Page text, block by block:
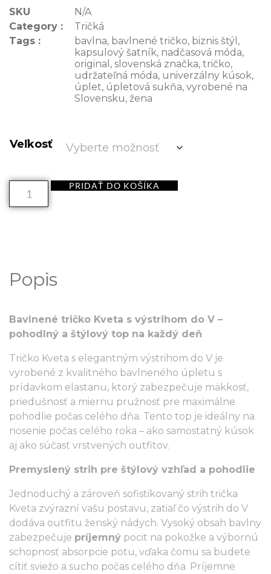
SKU
N/A
Category :
Tričká
Tags :
bavlna, bavlnené tričko, biznis štýl ,
kapsulový šatník, nadčasová móda,
original , slovenská značka, tričko,
udržateľná móda, univerzálny kúsok,
úplet, úpletová sukňa, vyrobené na
Slovensku, žena
Veľkosť
PRIDAŤ DO KOŠÍKA
Popis
Bavlnené tričko Kveta s výstrihom do V –
pohodlný a štýlový top na každý deň
Tričko Kveta s elegantným výstrihom do V je
vyrobené z kvalitného bavlneného úpletu s
prídavkom elastanu, ktorý zabezpečuje mäkkosť,
priedušnosť a miernu pružnosť pre maximálne
pohodlie počas celého dňa. Tento top je ideálny na
nosenie počas celého roka – ako samostatný kúsok
aj ako súčasť vrstvených outfitov.
Premyslený strih pre štýlový vzhľad a pohodlie
Jednoduchý a zároveň sofistikovaný strih trička
Kveta zvýrazní vašu postavu, zatiaľ čo výstrih do V
dodáva outfitu ženský nádych. Vysoký obsah bavlny
zabezpečuje príjemný pocit na pokožke a výbornú
schopnosť absorpcie potu, vďaka čomu sa budete
cítiť sviežo a sucho počas celého dňa. Príjemne